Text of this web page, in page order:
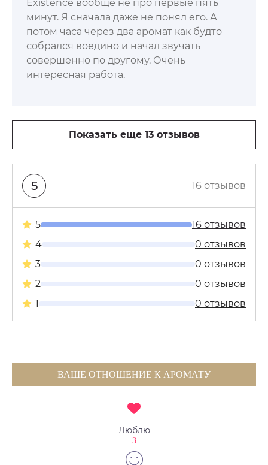
ВАШЕ ОТНОШЕНИЕ К АРОМАТУ
Люблю
3
Existence вообще не про первые пять
минут. Я сначала даже не понял его. А
потом часа через два аромат как будто
собрался воедино и начал звучать
совершенно по другому. Очень
интересная работа.
Показать еще 13 отзывов
5 16 отзывов
5
16 отзывов
4
0 отзывов
3
0 отзывов
2
0 отзывов
1
0 отзывов